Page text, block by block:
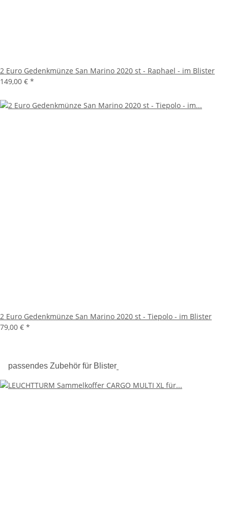
2 Euro Gedenkmünze San Marino 2020 st - Raphael - im Blister
149,00 € *
2 Euro Gedenkmünze San Marino 2020 st - Tiepolo - im Blister
79,00 € *
passendes Zubehör für Blister